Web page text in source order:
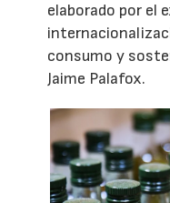
elaborado por el
consumo y
Jaime Palafox.